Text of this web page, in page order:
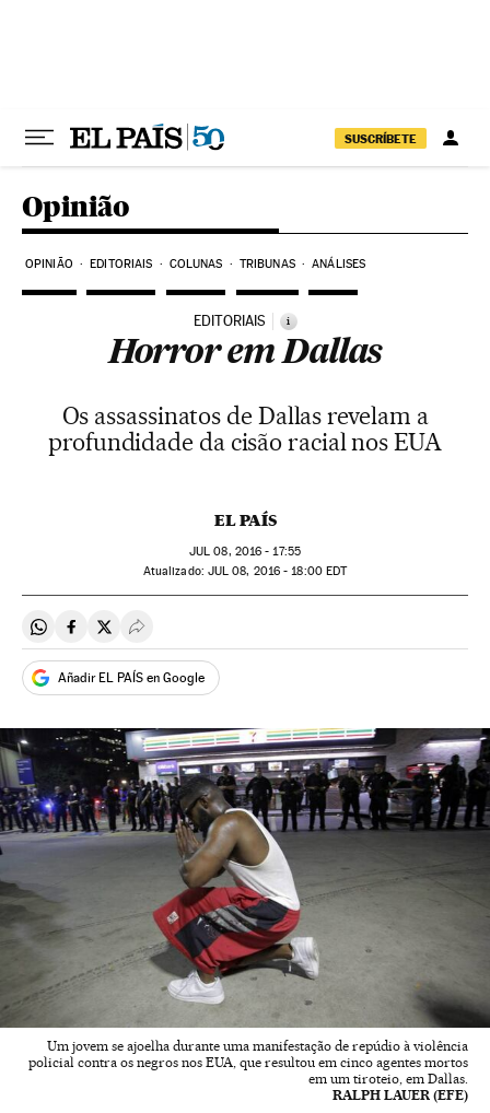
SUSCRÍBETE
Opinião
OPINIÃO EDITORIAIS COLUNAS TRIBUNAS ANÁLISES
EDITORIAIS i
Horror em Dallas
Os assassinatos de Dallas revelam a
profundidade da cisão racial nos EUA
EL PAÍS
JUL 08, 2016 - 17:55
atualizado: JUL 08, 2016 - 18:00EDT
Compartir en Whatsapp
Compartir en Facebook
Compartir en Twitter
Desplegar Redes Sociales
Añadir EL PAÍS en Google
Um jovem se ajoelha durante uma manifestação de repúdio à violência
policial contra os negros nos EUA, que resultou em cinco agentes mortos
em um tiroteio, em Dallas.
RALPH LAUER (EFE)